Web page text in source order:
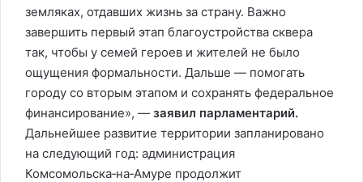
земляках, отдавших жизнь за страну. Важно
завершить первый этап благоустройства сквера
так, чтобы у семей героев и жителей не было
ощущения формальности. Дальше — помогать
городу со вторым этапом и сохранять федеральное
финансирование», — заявил парламентарий.
Дальнейшее развитие территории запланировано
на следующий год: администрация
Комсомольска‑на‑Амуре продолжит